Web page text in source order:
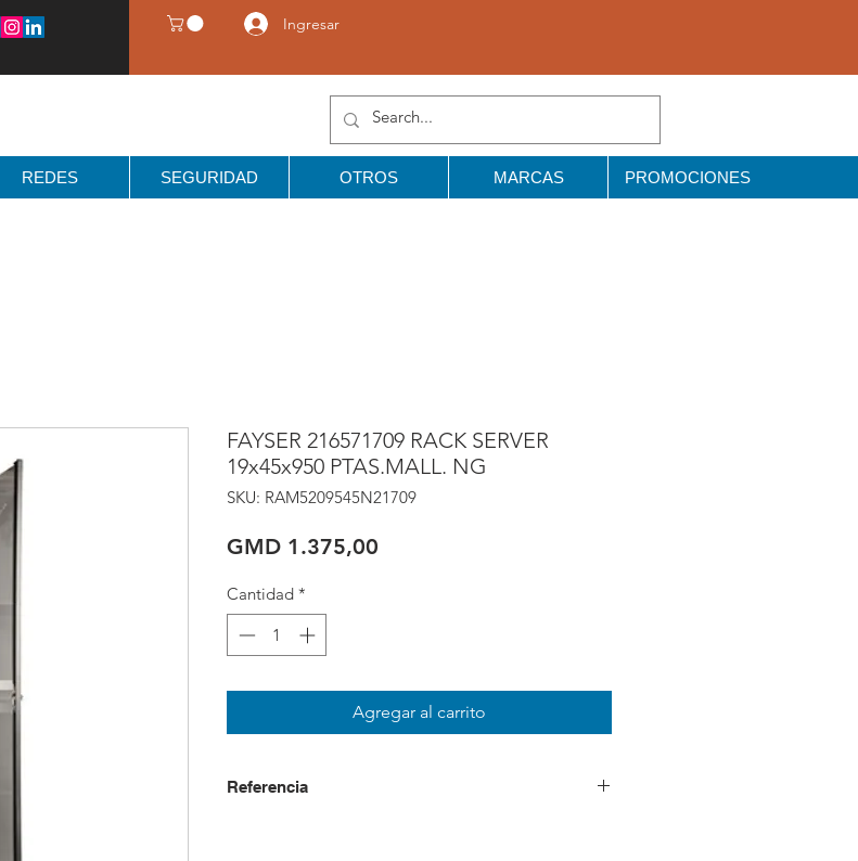
Ingresar
REDES SEGURIDAD OTROS MARCAS PROMOCIONES
FAYSER 216571709 RACK SERVER
19x45x950 PTAS.MALL. NG
SKU: RAM5209545N21709
GMD 1.375,00
Cantidad *
Agregar al carrito
Referencia